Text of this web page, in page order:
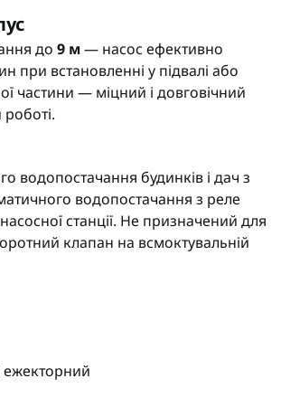
до 9 м— насос ефективно
при встановленні у підвалі або
частини — міцний і довговічний
водопостачання будинків і дач з
водопостачання з реле
станції. Не призначений для
клапан на всмоктувальній